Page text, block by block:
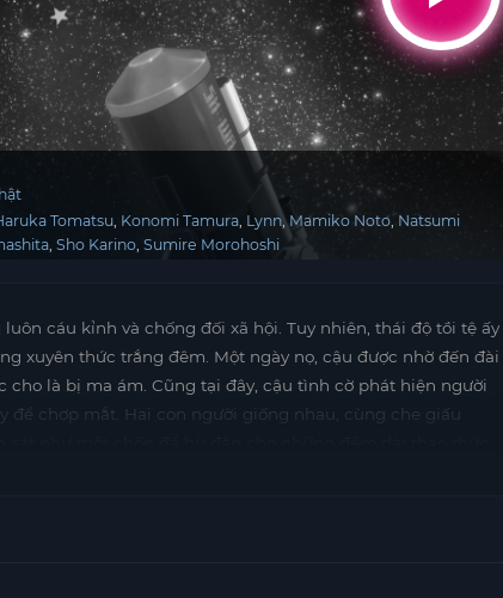
Tomatsu Konomi Tamura Lynn Mamiko Noto Natsumi
Sho Karino Sumire Morohoshi
cáu kỉnh và chống đối xã hội. Tuy nhiên, thái độ tồi tệ ấy
xuyên thức trắng đêm. Một ngày nọ, cậu được nhờ đến đài
là bị ma ám. Cũng tại đây, cậu tình cờ phát hiện người
chợp mắt. Hai con người giống nhau, cùng che giấu
tìm?